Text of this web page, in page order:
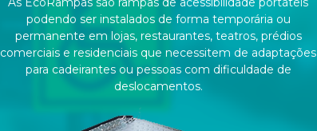
podendo ser instalados de forma temporária ou
permanente em lojas, restaurantes, teatros, prédios
comerciais e residenciais que necessitem de adaptações
para cadeirantes ou pessoas com dificuldade de
deslocamentos.